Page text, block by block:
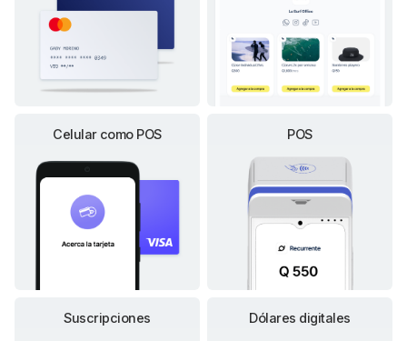
Celular como POS POS
Suscripciones Dólares digitales